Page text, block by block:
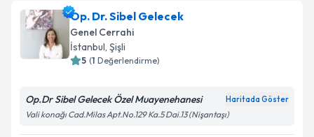
Op. Dr. Sibel Gelecek
Genel Cerrahi
İstanbul, Şişli
5 (1 Değerlendirme)
Op.Dr Sibel Gelecek Özel Muayenehanesi Haritada Göster
Vali konağı Cad.Milas Apt.No.129 Ka.5 Dai.13 (Nişantaşı)